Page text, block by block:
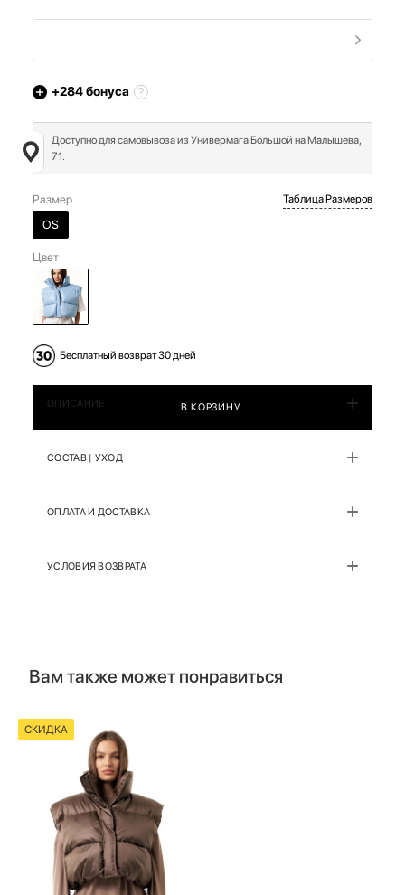
+284бонуса
Доступно для самовывоза из Универмага Большой на Малышева,
71.
Размер
OS
Таблица Размеров
Цвет
Бесплатный возврат 30 дней
В КОРЗИНУ
ОПИСАНИЕ
СОСТАВ | УХОД
ОПЛАТА И ДОСТАВКА
УСЛОВИЯ ВОЗВРАТА
Вам также может понравиться
СКИДКА